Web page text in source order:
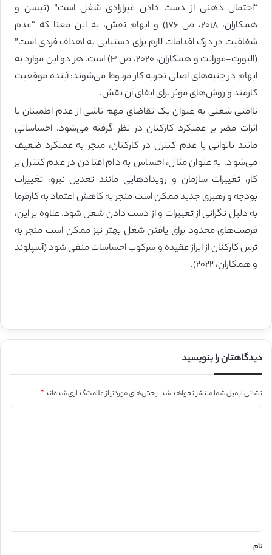
“احتمال ذهنی از دست دادن غیرارادی شغل است” (نیسن و
همکاران، ۲۰۱۸، ص ۱۷۶) و ابهام نقش، به این معنا که “عدم
شفافیت در درک اقدامات لازم برای دستیابی به اهداف فردی است”
(البورت-مورانت و همکاران، ۲۰۲۰، ص ۳) است. هر دو این موارد به
ابهام در جنبه‌های اصلی تجربه کار مربوط می‌شوند: آینده موقعیت
کارمند و روش‌های موثر برای ایفای آن نقش.
ناامنی شغلی به عنوان یک تقاضای مهم ناشی از عدم اطمینان با
اثرات مضر بر عملکرد کارکنان در نظر گرفته می‌شود. احساساتی
مانند ناتوانی یا عدم کنترل در کارکنان، منجر به عملکرد ضعیف
می‌شود. به عنوان مثال، احساس به دام افتادن در عدم کنترل بر
کار، تغییرات سازمان و رویدادهایی مانند تعدیل نیرو، تغییرات
بودجه و رهبری جدید ممکن است منجر به کاهش اعتماد به کارفرما
به دلیل نگرانی از تغییرات و از دست دادن شغل شود. علاوه بر این،
فرصت‌های محدود برای یافتن شغل بهتر نیز ممکن است منجر به
ترس کارکنان از ابراز عقیده و سرکوب احساسات منفی شود (آسپلوند
و همکاران، ۲۰۲۲).
دیدگاهتان را بنویسید
نشانی ایمیل شما منتشر نخواهد شد.بخش‌های موردنیاز علامت‌گذاری شده‌اند*
نام